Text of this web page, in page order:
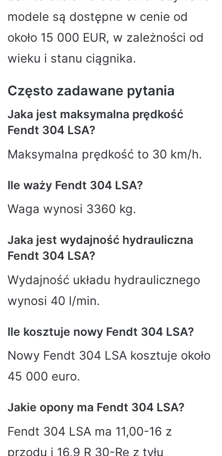
modele są dostępne w cenie od
około 15 000 EUR, w zależności od
wieku i stanu ciągnika.
Często zadawane pytania
Jaka jest maksymalna prędkość
Fendt 304 LSA?
Maksymalna prędkość to 30 km/h.
Ile waży Fendt 304 LSA?
Waga wynosi 3360 kg.
Jaka jest wydajność hydrauliczna
Fendt 304 LSA?
Wydajność układu hydraulicznego
wynosi 40 l/min.
Ile kosztuje nowy Fendt 304 LSA?
Nowy Fendt 304 LSA kosztuje około
45 000 euro.
Jakie opony ma Fendt 304 LSA?
Fendt 304 LSA ma 11,00-16 z
przodu i 16,9 R 30-Re z tyłu